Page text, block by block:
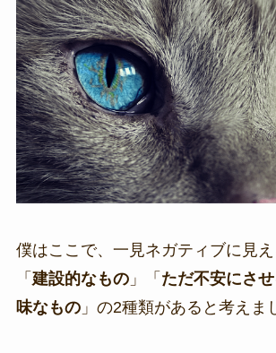
僕はここで、一見ネガティブに見
「 建設的なもの」「 ただ不安にさ
味なもの」の2種類があると考えま